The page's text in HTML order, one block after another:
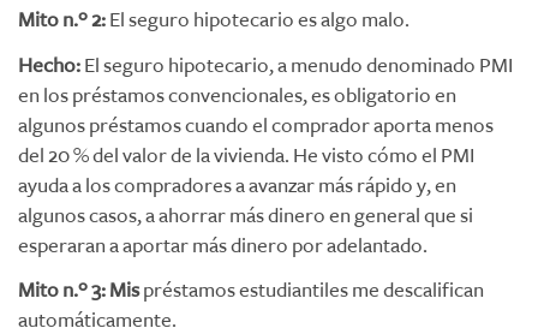
Mito n.º 2:El seguro hipotecario es algo malo.
Hecho:El seguro hipotecario, a menudo denominado PMI
en los préstamos convencionales, es obligatorio en
algunos préstamos cuando el comprador aporta menos
del 20 % del valor de la vivienda. He visto cómo el PMI
ayuda a los compradores a avanzar más rápido y, en
algunos casos, a ahorrar más dinero en general que si
esperaran a aportar más dinero por adelantado.
Mito n.º 3: Mispréstamos estudiantiles me descalifican
automáticamente.